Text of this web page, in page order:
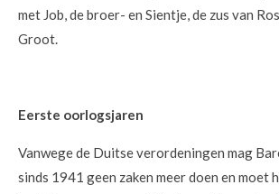
met Job, de broer- en Sientje, de zus van
Groot.
Eerste oorlogsjaren
Vanwege de Duitse verordeningen mag
sinds 1941 geen zaken meer doen en moet